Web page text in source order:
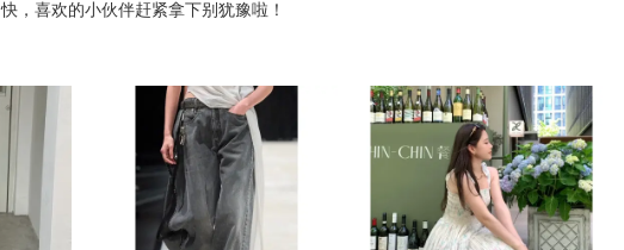
快，喜欢的小伙伴赶紧拿下别犹豫啦！